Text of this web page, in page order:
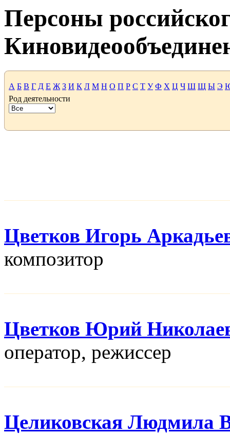
Персоны
А Б В Г Д Е Ж З И К Л М Н О П Р С Т У Ф Х Ц Ч Ш Щ Ы Э
Род деятельности
Цветков Игорь
композитор
Цветков Юрий
оператор, режисcер
Целиковская Людмила